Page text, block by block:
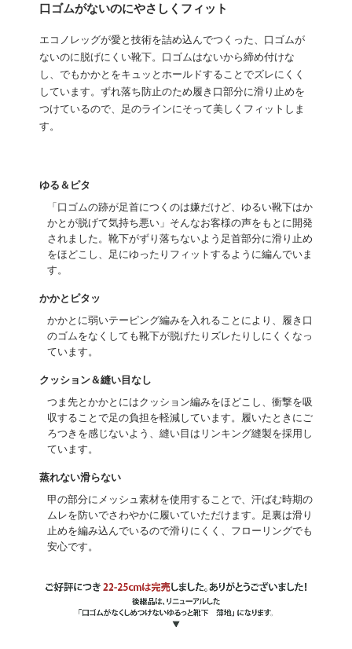
口ゴムがないのにやさしくフィット
エコノレッグが愛と技術を詰め込んでつくった、口ゴムが
ないのに脱げにくい靴下。口ゴムはないから締め付けな
し、でもかかとをキュッとホールドすることでズレにくく
しています。ずれ落ち防止のため履き口部分に滑り止めを
つけているので、足のラインにそって美しくフィットしま
す。
ゆる＆ピタ
「口ゴムの跡が足首につくのは嫌だけど、ゆるい靴下はか
かとが脱げて気持ち悪い」そんなお客様の声をもとに開発
されました。靴下がずり落ちないよう足首部分に滑り止め
をほどこし、足にゆったりフィットするように編んでいま
す。
かかとピタッ
かかとに弱いテーピング編みを入れることにより、履き口
のゴムをなくしても靴下が脱げたりズレたりしにくくなっ
ています。
クッション＆縫い目なし
つま先とかかとにはクッション編みをほどこし、衝撃を吸
収することで足の負担を軽減しています。履いたときにご
ろつきを感じないよう、縫い目はリンキング縫製を採用し
ています。
蒸れない滑らない
甲の部分にメッシュ素材を使用することで、汗ばむ時期の
ムレを防いでさわやかに履いていただけます。足裏は滑り
止めを編み込んでいるので滑りにくく、フローリングでも
安心です。